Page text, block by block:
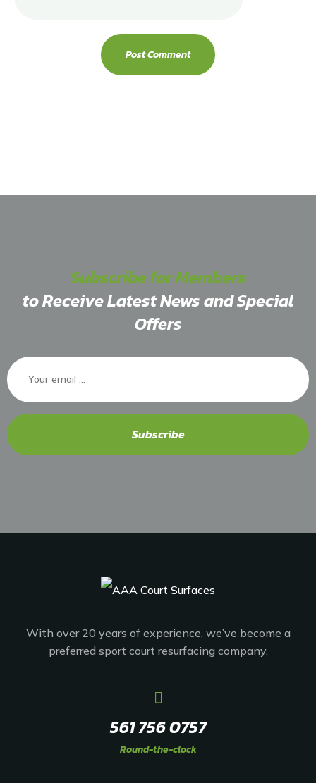
Subscribe for Members
to Receive Latest News and Special
Offers
Subscribe
With over 20 years of experience, we’ve become a
preferred sport court resurfacing company.
561 756 0757
Round-the-clock